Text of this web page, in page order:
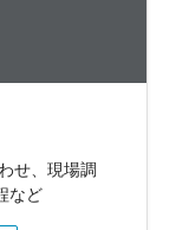
せ、現場調
など